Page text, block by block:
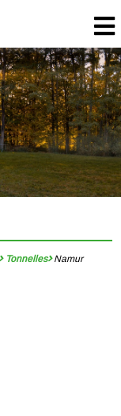
Tonnelles Namur